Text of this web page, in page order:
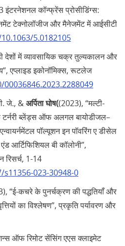
इंटरनेशनल कॉन्फ्रेंस प्रोसीडिंग्स:
टेक्नोलॉजीज और मैनेजमेंट में आईसीटी
5.0182105
देशों में व्यावसायिक चक्र तुल्यकालन और
एप्लाइड इकोनॉमिक्स, रूटलेज
जे., &अर्पिता घोष((2023), “मल्टी-
ब्लेंड्स ऑफ अलगल बायोडीजल–
पॉल्यूशन इन पॉवरिंग ए डीसेल
आर्टिफिशियल बी कॉलोनी”,
रिसर्च, 1-14
023-30948-0
“ई-कचरे के पुनर्चक्रण की पद्धतियाँ और
का विश्लेषण”, प्रकृति पर्यावरण और
ऑफ रिमोट सेंसिंग एएस क्लाइमेट